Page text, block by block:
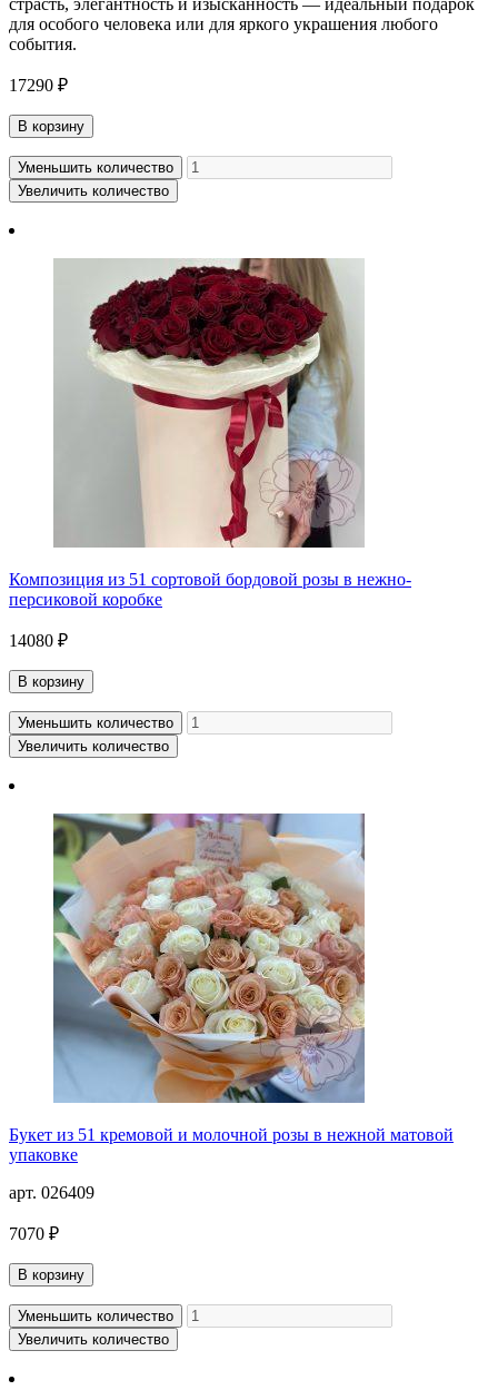
для особого человека или для яркого украшения любого
события.
17290 ₽
В корзину
Уменьшить количество
Увеличить количество
Композиция из 51 сортовой бордовой розы в нежно-
персиковой коробке
14080 ₽
В корзину
Уменьшить количество
Увеличить количество
Букет из 51 кремовой и молочной розы в нежной матовой
упаковке
арт. 026409
7070 ₽
В корзину
Уменьшить количество
Увеличить количество